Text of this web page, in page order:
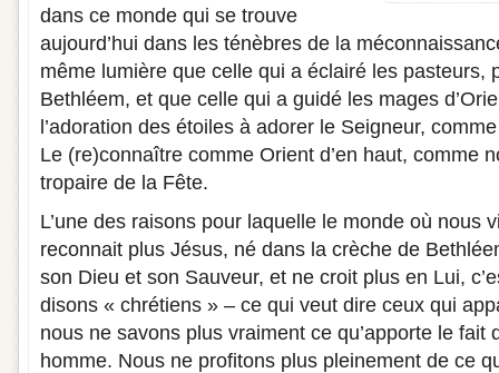
dans ce monde qui se trouve
aujourd’hui dans les ténèbres de la
même lumière que celle qui a éclairé les pasteurs,
Bethléem, et que celle qui a guidé les mages
l’adoration des étoiles à adorer le Seigneur,
Le (re)connaître comme Orient d’en haut, comme
tropaire de la Fête.
L’une des raisons pour laquelle le monde où nous
reconnait plus Jésus, né dans la crèche de
son Dieu et son Sauveur, et ne croit plus en Lui,
disons « chrétiens » – ce qui veut dire ceux qui
nous ne savons plus vraiment ce qu’apporte le fait
homme. Nous ne profitons plus pleinement de ce